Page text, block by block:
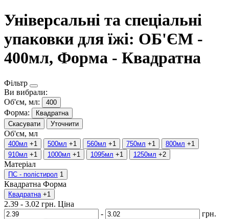
Універсальні та спеціальні
упаковки для їжі: ОБ'ЄМ -
400мл, Форма - Квадратна
Фільтр
Ви вибрали:
Об'єм, мл:
400
Форма:
Квадратна
Скасувати
Уточнити
Об'єм, мл
400мл +1 500мл +1 560мл +1 750мл +1 800мл +1
910мл +1 1000мл +1 1095мл +1 1250мл +2
Матеріал
ПС - полістирол 1
Квадратна Форма
Квадратна +1
2.39 - 3.02 грн. Ціна
-
грн.